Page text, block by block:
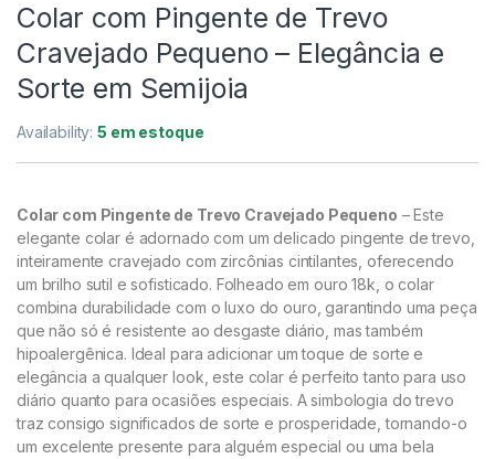
Colar com Pingente de Trevo
Cravejado Pequeno – Elegância e
Sorte em Semijoia
Availability:5 em estoque
Colar com Pingente de Trevo Cravejado Pequeno – Este
elegante colar é adornado com um delicado pingente de trevo,
inteiramente cravejado com zircônias cintilantes, oferecendo
um brilho sutil e sofisticado. Folheado em ouro 18k, o colar
combina durabilidade com o luxo do ouro, garantindo uma peça
que não só é resistente ao desgaste diário, mas também
hipoalergênica. Ideal para adicionar um toque de sorte e
elegância a qualquer look, este colar é perfeito tanto para uso
diário quanto para ocasiões especiais. A simbologia do trevo
traz consigo significados de sorte e prosperidade, tornando-o
um excelente presente para alguém especial ou uma bela